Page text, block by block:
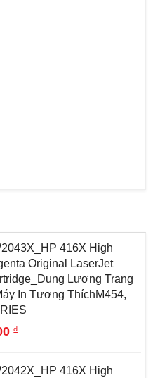
416X High
Original LaserJet
Lượng Trang
In Tương ThíchM454,
đ
416X High